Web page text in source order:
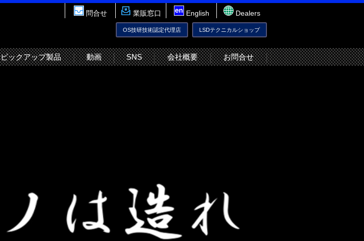
問合せ 業販窓口 English Dealers
OS技研技術認定代理店 LSDテクニカルショップ
ピックアップ製品 動画 SNS 会社概要 お問合せ